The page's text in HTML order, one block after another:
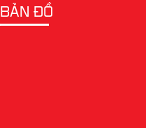
BẢN ĐỒ